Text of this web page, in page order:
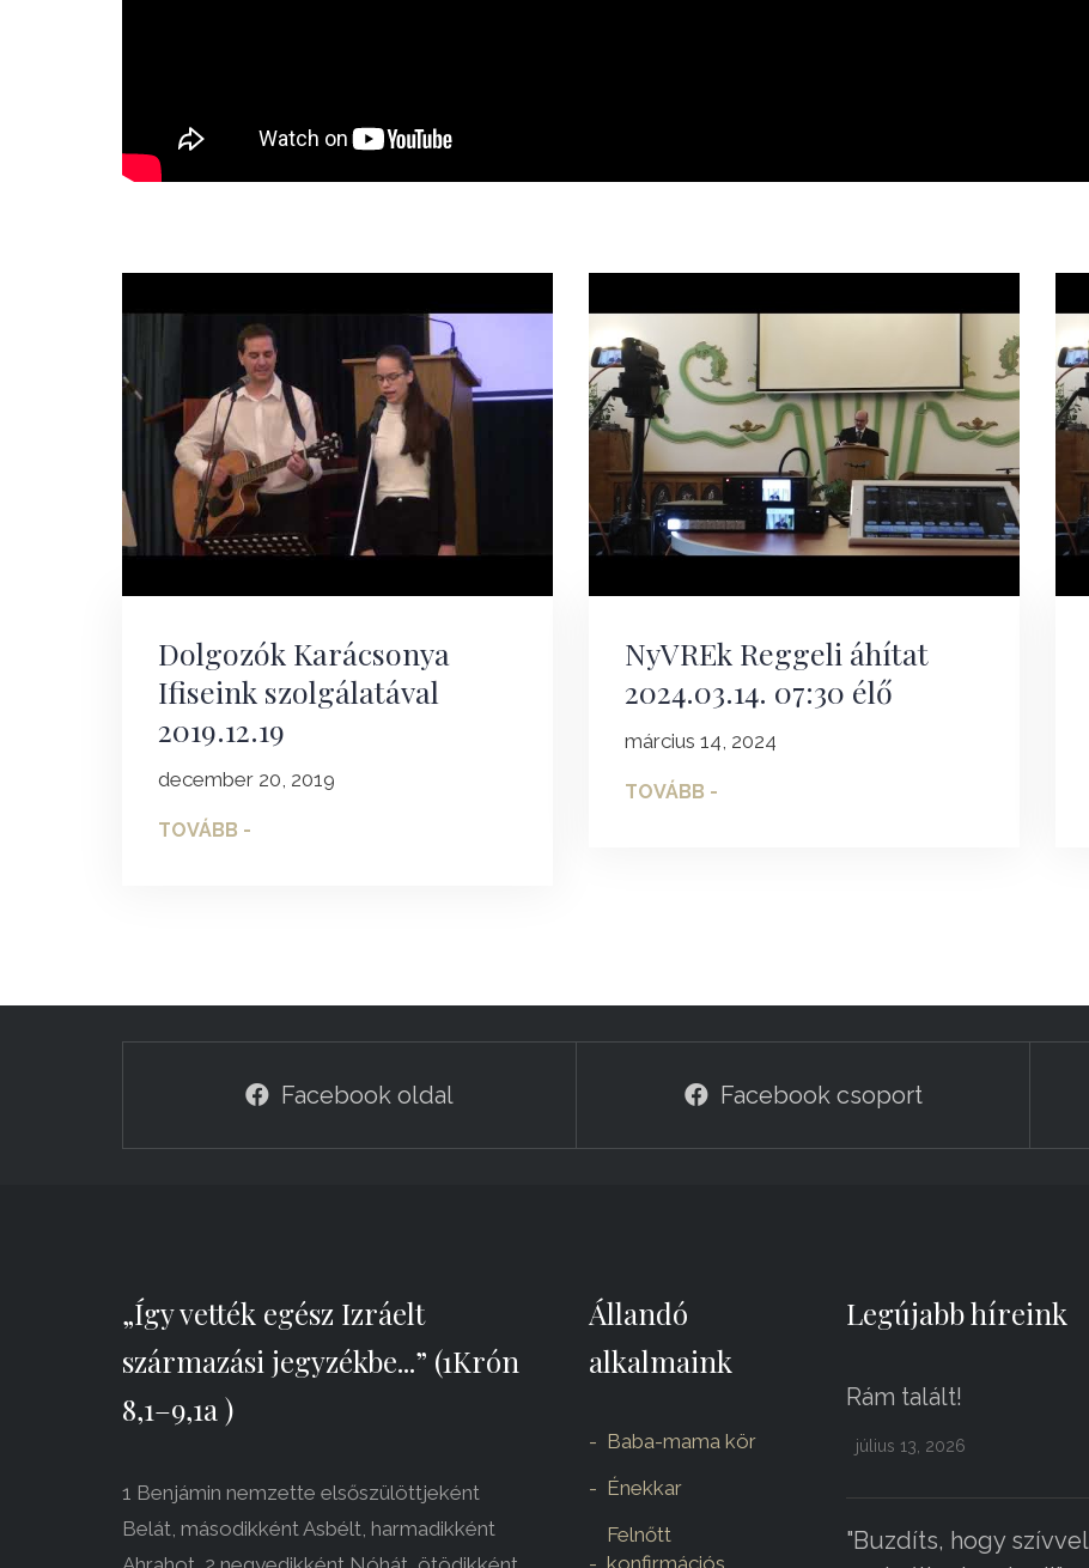
Dolgozók Karácsonya
Ifiseink szolgálatával
2019.12.19
december 20, 2019
TOVÁBB -
NyVREk Reggeli áhítat
2024.03.14. 07:30 élő
március 14, 2024
TOVÁBB -
Facebook oldal Facebook csoport
„Így vették egész Izráelt
származási jegyzékbe...” (1Krón
8,1–9,1a )
1 Benjámin nemzette elsőszülöttjeként
Belát, másodikként Asbélt, harmadikként
Állandó
alkalmaink
Baba-mama kör
Énekkar
Felnőtt
Legújabb híreink
Rám talált!
július 13, 2026
"Buzdíts, hogy szívvel